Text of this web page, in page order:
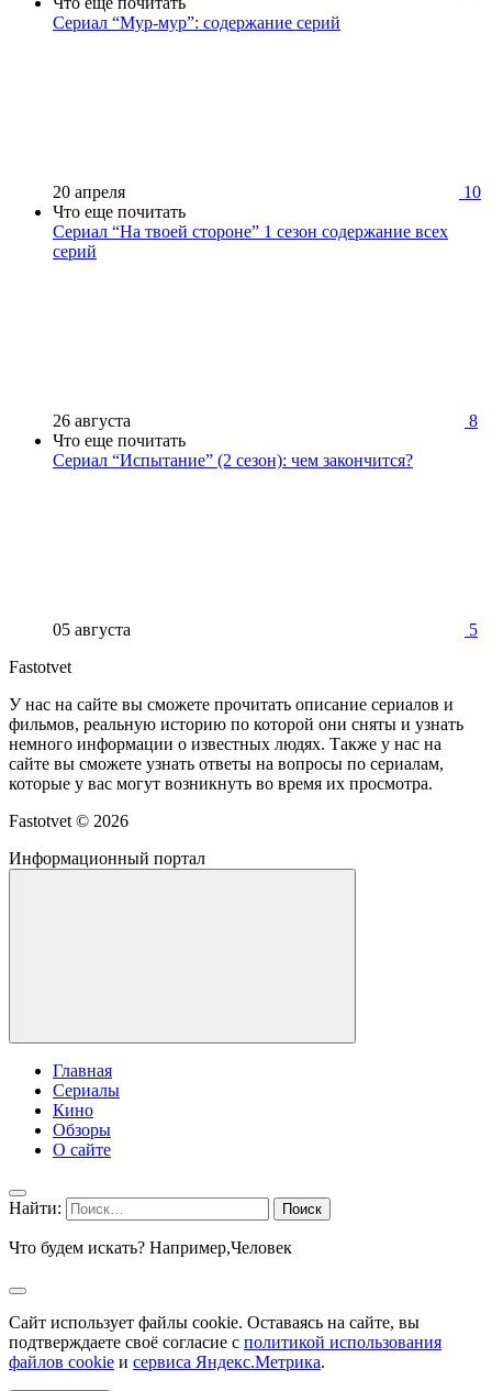
Сериал “Мур-мур”: содержание серий
20 апреля
10
Что еще почитать
Сериал “На твоей стороне” 1 сезон содержание всех
серий
26 августа
8
Что еще почитать
Сериал “Испытание” (2 сезон): чем закончится?
05 августа
5
Fastotvet
У нас на сайте вы сможете прочитать описание сериалов и
фильмов, реальную историю по которой они сняты и узнать
немного информации о известных людях. Также у нас на
сайте вы сможете узнать ответы на вопросы по сериалам,
которые у вас могут возникнуть во время их просмотра.
Fastotvet © 2026
Информационный портал
Главная
Сериалы
Кино
Обзоры
О сайте
Найти:
Что будем искать? Например,Человек
Сайт использует файлы cookie. Оставаясь на сайте, вы
подтверждаете своё согласие с политикой использования
файлов cookie и сервиса Яндекс.Метрика.